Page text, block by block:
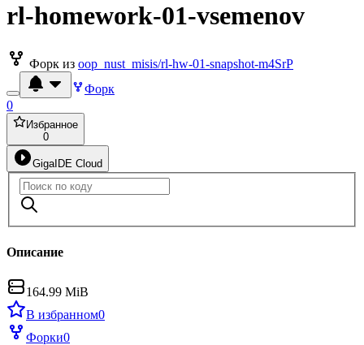
rl-homework-01-vsemenov
Форк из oop_nust_misis/rl-hw-01-snapshot-m4SrP
Форк
0
Избранное
0
GigaIDE Cloud
Описание
164.99 MiB
В избранном0
Форки0